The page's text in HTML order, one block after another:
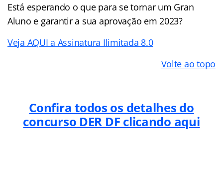
Está esperando o que para se tornar um Gran
Aluno e garantir a sua aprovação em 2023?
Veja AQUI a Assinatura Ilimitada 8.0
Volte ao topo
Confira todos os detalhes do
concurso DER DF clicando aqui